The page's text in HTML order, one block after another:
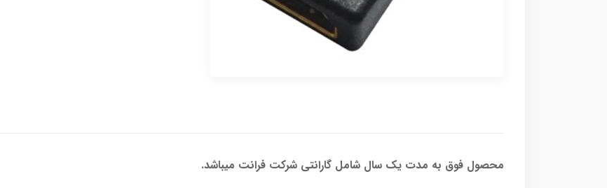
محصول فوق به مدت یک سال شامل گارانتی شرکت فرانت میباشد.